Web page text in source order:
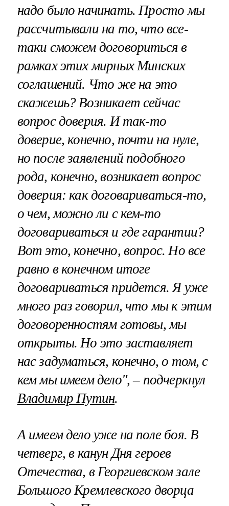
надо было начинать. Просто мы
рассчитывали на то, что все-
таки сможем договориться в
рамках этих мирных Минских
соглашений. Что же на это
скажешь? Возникает сейчас
вопрос доверия. И так-то
доверие, конечно, почти на нуле,
но после заявлений подобного
рода, конечно, возникает вопрос
доверия: как договариваться-то,
о чем, можно ли с кем-то
договариваться и где гарантии?
Вот это, конечно, вопрос. Но все
равно в конечном итоге
договариваться придется. Я уже
много раз говорил, что мы к этим
договоренностям готовы, мы
открыты. Но это заставляет
нас задуматься, конечно, о том, с
кем мы имеем дело", – подчеркнул
Владимир Путин.
А имеем дело уже на поле боя. В
четверг, в канун Дня героев
Отечества, в Георгиевском зале
Большого Кремлевского дворца